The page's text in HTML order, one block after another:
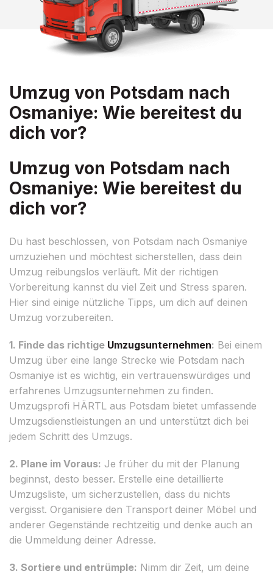
Umzug von Potsdam nach
Osmaniye: Wie bereitest du
dich vor?
Umzug von Potsdam nach
Osmaniye: Wie bereitest du
dich vor?
Du hast beschlossen, von Potsdam nach Osmaniye
umzuziehen und möchtest sicherstellen, dass dein
Umzug reibungslos verläuft. Mit der richtigen
Vorbereitung kannst du viel Zeit und Stress sparen.
Hier sind einige nützliche Tipps, um dich auf deinen
Umzug vorzubereiten.
1. Finde das richtige Umzugsunternehmen: Bei einem
Umzug über eine lange Strecke wie Potsdam nach
Osmaniye ist es wichtig, ein vertrauenswürdiges und
erfahrenes Umzugsunternehmen zu finden.
Umzugsprofi HÄRTL aus Potsdam bietet umfassende
Umzugsdienstleistungen an und unterstützt dich bei
jedem Schritt des Umzugs.
2. Plane im Voraus: Je früher du mit der Planung
beginnst, desto besser. Erstelle eine detaillierte
Umzugsliste, um sicherzustellen, dass du nichts
vergisst. Organisiere den Transport deiner Möbel und
anderer Gegenstände rechtzeitig und denke auch an
die Ummeldung deiner Adresse.
3. Sortiere und entrümple: Nimm dir Zeit, um deine